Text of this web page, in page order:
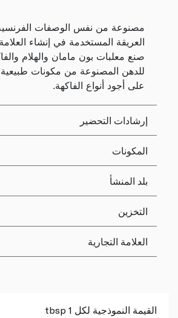
مصنوعة من نفس الوصفات الفرنسية
العريقة المستخدمة في إنشاء العلامة
صنع معلبات بون مامان والهلام
للدهن المصنوعة من مكونات طبيعية
على أجود أنواع الفاكهة.
إرشادات التحضير
المكونات
بلد المنشأ
التخزين
العلامة التجارية
القيمة النموذجية لكل 1 tbsp